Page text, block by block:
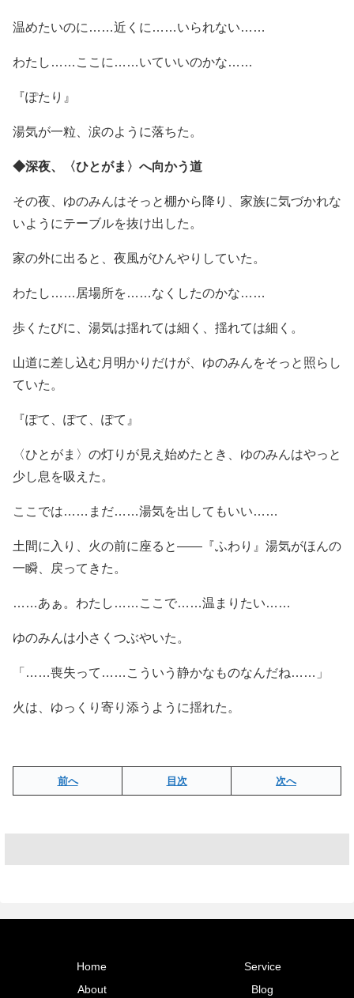
温めたいのに……近くに……いられない……
わたし……ここに……いていいのかな……
『ぽたり』
湯気が一粒、涙のように落ちた。
◆深夜、〈ひとがま〉へ向かう道
その夜、ゆのみんはそっと棚から降り、家族に気づかれな
いようにテーブルを抜け出した。
家の外に出ると、夜風がひんやりしていた。
わたし……居場所を……なくしたのかな……
歩くたびに、湯気は揺れては細く、揺れては細く。
山道に差し込む月明かりだけが、ゆのみんをそっと照らし
ていた。
『ぽて、ぽて、ぽて』
〈ひとがま〉の灯りが見え始めたとき、ゆのみんはやっと
少し息を吸えた。
ここでは……まだ……湯気を出してもいい……
土間に入り、火の前に座ると――『ふわり』湯気がほんの
一瞬、戻ってきた。
……あぁ。わたし……ここで……温まりたい……
ゆのみんは小さくつぶやいた。
「……喪失って……こういう静かなものなんだね……」
火は、ゆっくり寄り添うように揺れた。
前へ 目次 次へ
Home
Service
About
Blog